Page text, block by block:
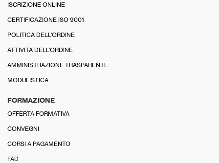
ISCRIZIONE ONLINE
CERTIFICAZIONE ISO 9001
POLITICA DELL’ORDINE
ATTIVITÀ DELL’ORDINE
AMMINISTRAZIONE TRASPARENTE
MODULISTICA
FORMAZIONE
OFFERTA FORMATIVA
CONVEGNI
CORSI A PAGAMENTO
FAD